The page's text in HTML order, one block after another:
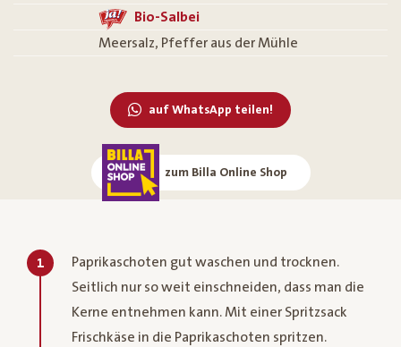
Bio-Salbei
Meersalz, Pfeffer aus der Mühle
auf WhatsApp teilen!
zum Billa Online Shop
1
Paprikaschoten gut waschen und trocknen.
Seitlich nur so weit einschneiden, dass man die
Kerne entnehmen kann. Mit einer Spritzsack
Frischkäse in die Paprikaschoten spritzen.